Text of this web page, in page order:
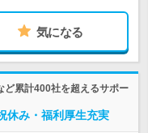
気になる
累計400社を超えるサポー
休み・福利厚生充実